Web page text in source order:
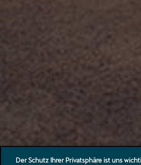
Der Schutz Ihrer Privatsphäre ist uns